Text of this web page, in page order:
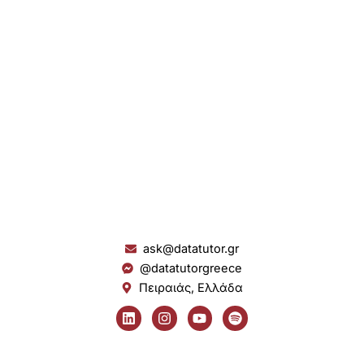
ask@datatutor.gr
@datatutorgreece
Πειραιάς, Ελλάδα
L
i
n
I
n
s
Y
o
u
S
p
o